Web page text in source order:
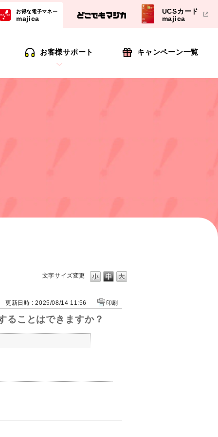
お得な電子マネー
majica
UCSカード
majica
お客様サポート キャンペーン一覧
文字サイズ変更
更新日時 : 2025/08/14 11:56 印刷
ることはできますか？